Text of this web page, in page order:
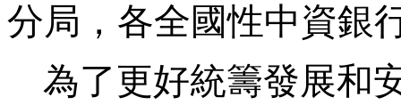
分局，各全國性中資銀
為了更好統籌發展和